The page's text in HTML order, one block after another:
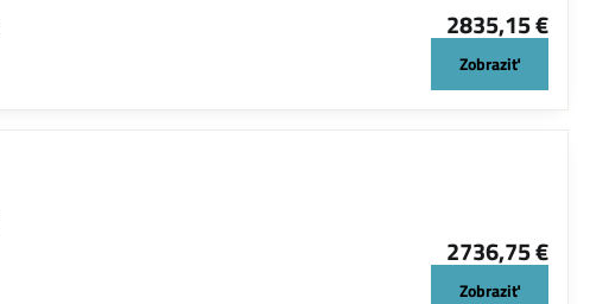
2835,15 €
Zobraziť
2736,75 €
Zobraziť